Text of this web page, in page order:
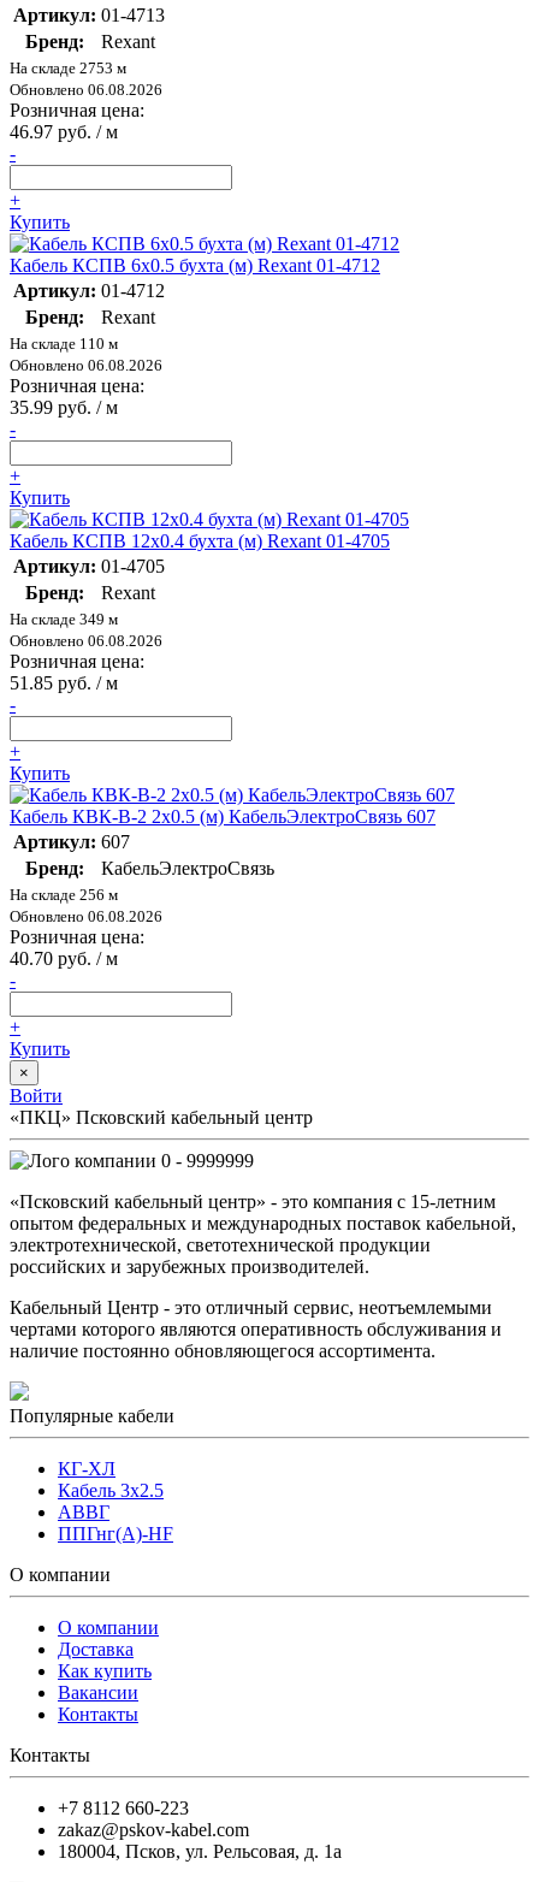
Артикул: 01-4713
Бренд:
Rexant
На складе 2753 м
Обновлено 06.08.2026
Розничная цена:
46.97 руб. / м
-
+
Купить
Кабель КСПВ 6х0.5 бухта (м) Rexant 01-4712
Артикул: 01-4712
Бренд:
Rexant
На складе 110 м
Обновлено 06.08.2026
Розничная цена:
35.99 руб. / м
-
+
Купить
Кабель КСПВ 12х0.4 бухта (м) Rexant 01-4705
Артикул: 01-4705
Бренд:
Rexant
На складе 349 м
Обновлено 06.08.2026
Розничная цена:
51.85 руб. / м
-
+
Купить
Кабель КВК-В-2 2х0.5 (м) КабельЭлектроСвязь 607
Артикул: 607
Бренд:
КабельЭлектроСвязь
На складе 256 м
Обновлено 06.08.2026
Розничная цена:
40.70 руб. / м
-
+
Купить
×
Войти
«ПКЦ» Псковский кабельный центр
0 - 9999999
«Псковский кабельный центр» - это компания с 15-летним
опытом федеральных и международных поставок кабельной,
электротехнической, светотехнической продукции
российских и зарубежных производителей.
Кабельный Центр - это отличный сервис, неотъемлемыми
чертами которого являются оперативность обслуживания и
наличие постоянно обновляющегося ассортимента.
Популярные кабели
КГ-ХЛ
Кабель 3x2.5
АВВГ
ППГнг(А)-HF
О компании
О компании
Доставка
Как купить
Вакансии
Контакты
Контакты
+7 8112 660-223
zakaz@pskov-kabel.com
180004, Псков, ул. Рельсовая, д. 1а